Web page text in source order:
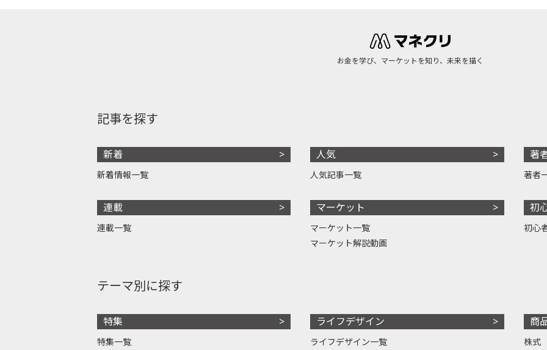
お金を学び、マーケットを知り、未来を描く
記事を探す
新着
新着情報一覧
連載
連載一覧
人気
人気記事一覧
マーケット
マーケット一覧
マーケット解説動画
著
著者
初
初心
テーマ別に探す
特集
特集一覧
ライフデザイン
ライフデザイン一覧
商
株式